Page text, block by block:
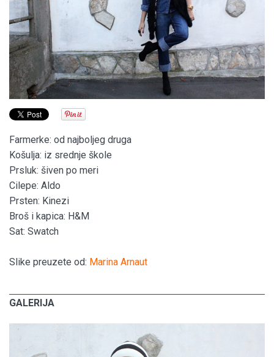
Farmerke: od najboljeg druga
Košulja: iz srednje škole
Prsluk: šiven po meri
Cilepe: Aldo
Prsten: Kinezi
Broš i kapica: H&M
Sat: Swatch
Slike preuzete od: Marina Arnaut
GALERIJA